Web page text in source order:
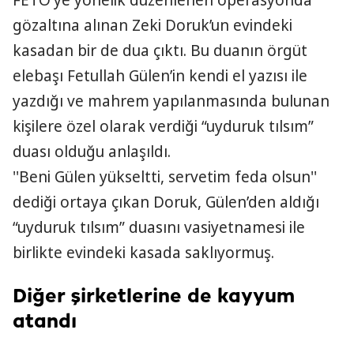
gözaltına alınan Zeki Doruk’un evindeki
kasadan bir de dua çıktı. Bu duanın örgüt
elebaşı Fetullah Gülen’in kendi el yazısı ile
yazdığı ve mahrem yapılanmasında bulunan
kişilere özel olarak verdiği “uyduruk tılsım”
duası olduğu anlaşıldı.
''Beni Gülen yükseltti, servetim feda olsun''
dediği ortaya çıkan Doruk, Gülen’den aldığı
“uyduruk tılsım” duasını vasiyetnamesi ile
birlikte evindeki kasada saklıyormuş.
Diğer şirketlerine de kayyum
atandı